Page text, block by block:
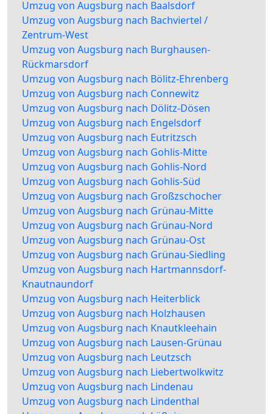
Umzug von Augsburg nach Baalsdorf
Umzug von Augsburg nach Bachviertel /
Zentrum-West
Umzug von Augsburg nach Burghausen-
Rückmarsdorf
Umzug von Augsburg nach Bölitz-Ehrenberg
Umzug von Augsburg nach Connewitz
Umzug von Augsburg nach Dölitz-Dösen
Umzug von Augsburg nach Engelsdorf
Umzug von Augsburg nach Eutritzsch
Umzug von Augsburg nach Gohlis-Mitte
Umzug von Augsburg nach Gohlis-Nord
Umzug von Augsburg nach Gohlis-Süd
Umzug von Augsburg nach Großzschocher
Umzug von Augsburg nach Grünau-Mitte
Umzug von Augsburg nach Grünau-Nord
Umzug von Augsburg nach Grünau-Ost
Umzug von Augsburg nach Grünau-Siedling
Umzug von Augsburg nach Hartmannsdorf-
Knautnaundorf
Umzug von Augsburg nach Heiterblick
Umzug von Augsburg nach Holzhausen
Umzug von Augsburg nach Knautkleehain
Umzug von Augsburg nach Lausen-Grünau
Umzug von Augsburg nach Leutzsch
Umzug von Augsburg nach Liebertwolkwitz
Umzug von Augsburg nach Lindenau
Umzug von Augsburg nach Lindenthal